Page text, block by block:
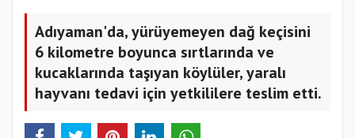
Adıyaman'da, yürüyemeyen dağ keçisini
6 kilometre boyunca sırtlarında ve
kucaklarında taşıyan köylüler, yaralı
hayvanı tedavi için yetkililere teslim etti.